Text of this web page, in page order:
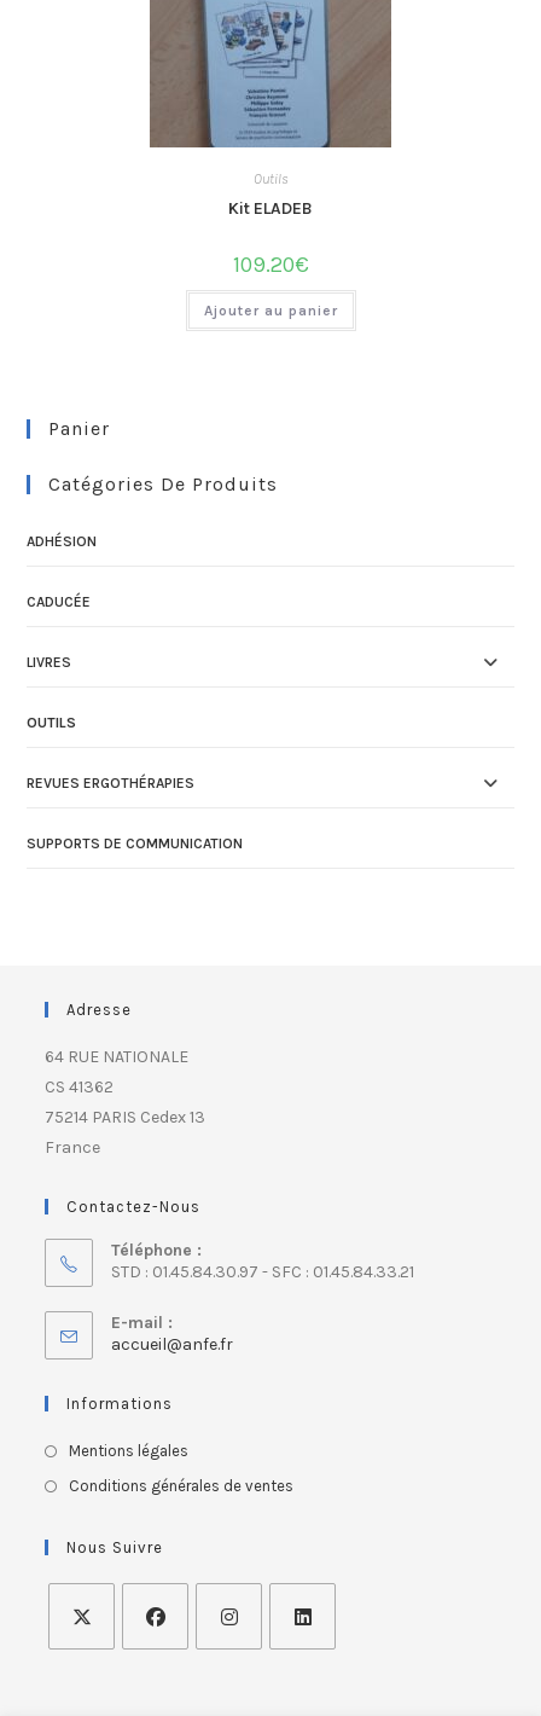
Outils
Kit ELADEB
109.20€
Ajouter au panier
Panier
Catégories De Produits
ADHÉSION
CADUCÉE
LIVRES
OUTILS
REVUES ERGOTHÉRAPIES
SUPPORTS DE COMMUNICATION
Adresse
64 RUE NATIONALE
CS 41362
75214 PARIS Cedex 13
France
Contactez-Nous
Téléphone :
STD : 01.45.84.30.97 - SFC : 01.45.84.33.21
E-mail :
accueil@anfe.fr
Informations
Mentions légales
Conditions générales de ventes
Nous Suivre